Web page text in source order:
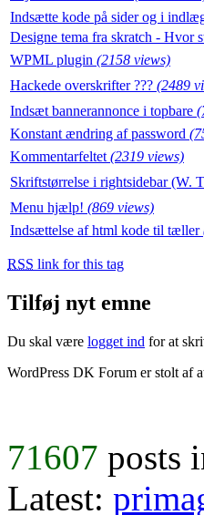
Indsætte kode på sider og i
Designe tema fra skratch - Hvor
WPML plugin (2158 views)
Hackede overskrifter ??? (2489
Indsæt bannerannonce i topbare
Konstant ændring af password
Kommentarfeltet (2319 views)
Skriftstørrelse i rightsidebar (W.
Menu hjælp! (869 views)
Indsættelse af html kode til tæller
RSS link for this tag
Tilføj nyt emne
Du skal være logget ind for at
WordPress DK Forum er stolt af
71607 posts
Latest: